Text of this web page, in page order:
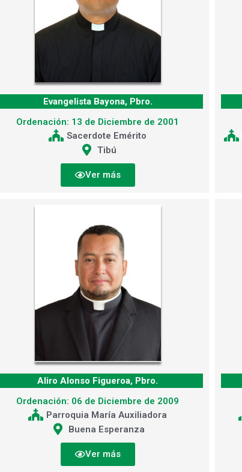
Evangelista Bayona, Pbro.
Ordenación: 13 de Diciembre de 2001
Sacerdote Emérito
Tibú
Ver más
Aliro Alonso Figueroa, Pbro.
Ordenación: 06 de Diciembre de 2009
Parroquia María Auxiliadora
Buena Esperanza
Ver más